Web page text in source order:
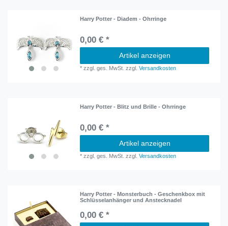
Harry Potter - Diadem - Ohrringe
0,00 € *
Artikel anzeigen
*zzgl. ges. MwSt. zzgl.Versandkosten
Harry Potter - Blitz und Brille - Ohrringe
0,00 € *
Artikel anzeigen
*zzgl. ges. MwSt. zzgl.Versandkosten
Harry Potter - Monsterbuch - Geschenkbox mit
Schlüsselanhänger und Anstecknadel
0,00 € *